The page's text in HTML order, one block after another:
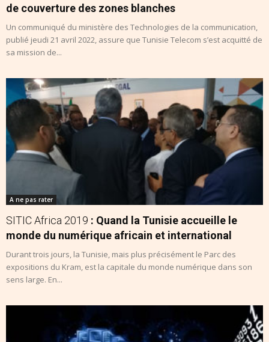
de couverture des zones blanches
Un communiqué du ministère des Technologies de la communication,
publié jeudi 21 avril 2022, assure que Tunisie Telecom s’est acquitté de
sa mission de...
A ne pas rater
SITIC Africa 2019 : Quand la Tunisie accueille le
monde du numérique africain et international
Durant trois jours, la Tunisie, mais plus précisément le Parc des
expositions du Kram, est la capitale du monde numérique dans son
sens large. En...